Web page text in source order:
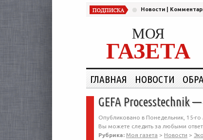
Новости
МОЯ
ГАЗЕТА
ГЛАВНАЯ НОВОСТИ
GEFA Processtechnik
Опубликовано в Понедельник, 15-го
Вы можете следить за любыми
Рубрика: Моя газета > Новости >